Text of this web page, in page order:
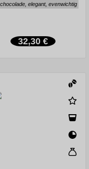
elegant, evenwichtig
32,30 €